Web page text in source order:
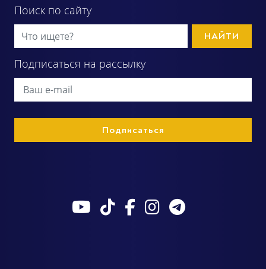
Поиск по сайту
НАЙТИ
Подписаться на рассылку